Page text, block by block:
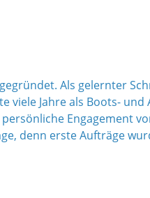
Als gelernter
viele Jahre als Boots-
Engagement
denn erste Aufträge